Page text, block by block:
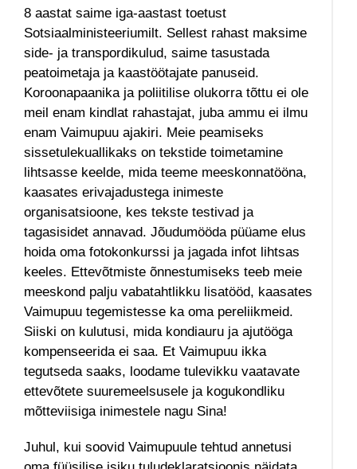
8 aastat saime iga-aastast toetust
Sotsiaalministeeriumilt. Sellest rahast maksime
side- ja transpordikulud, saime tasustada
peatoimetaja ja kaastöötajate panuseid.
Koroonapaanika ja poliitilise olukorra tõttu ei ole
meil enam kindlat rahastajat, juba ammu ei ilmu
enam Vaimupuu ajakiri. Meie peamiseks
sissetulekuallikaks on tekstide toimetamine
lihtsasse keelde, mida teeme meeskonnatööna,
kaasates erivajadustega inimeste
organisatsioone, kes tekste testivad ja
tagasisidet annavad. Jõudumööda püüame elus
hoida oma fotokonkurssi ja jagada infot lihtsas
keeles. Ettevõtmiste õnnestumiseks teeb meie
meeskond palju vabatahtlikku lisatööd, kaasates
Vaimupuu tegemistesse ka oma pereliikmeid.
Siiski on kulutusi, mida kondiauru ja ajutööga
kompenseerida ei saa. Et Vaimupuu ikka
tegutseda saaks, loodame tulevikku vaatavate
ettevõtete suuremeelsusele ja kogukondliku
mõtteviisiga inimestele nagu Sina!
Juhul, kui soovid Vaimupuule tehtud annetusi